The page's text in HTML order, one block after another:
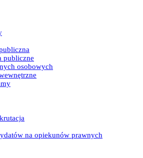
publiczne
osobowych
na opiekunów prawnych